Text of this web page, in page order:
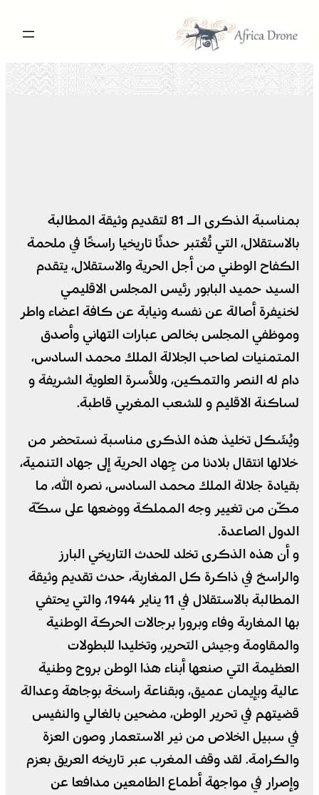
المحتوى
بمناسبة الذكرى الـ 81 لتقديم وثيقة المطالبة
بالاستقلال، التي تُعْتبر حدثًا تاريخيا راسخًا في ملحمة
الكفاح الوطني من أجل الحرية والاستقلال، يتقدم
السيد حميد البابور رئيس المجلس الاقليمي
لخنيفرة أصالة عن نفسه ونيابة عن كافة اعضاء واطر
وموظفي المجلس بخالص عبارات التهاني وأصدق
المتمنيات لصاحب الجلالة الملك محمد السادس،
دام له النصر والتمكين، وللأسرة العلوية الشريفة و
لساكنة الاقليم و للشعب المغربي قاطبة.
ويُشَكل تخليذ هذه الذكرى مناسبة نستحضر من
خلالها انتقال بلادنا من جِهاد الحرية إلى جهاد التنمية،
بقيادة جلالة الملك محمد السادس، نصره الله، ما
مكّن من تغيير وجه المملكة ووضعها على سكّة
الدول الصاعدة.
و أن هذه الذكرى تخلد للحدث التاريخي البارز
والراسخ في ذاكرة كل المغاربة، حدث تقديم وثيقة
المطالبة بالاستقلال في 11 يناير 1944، والتي يحتفي
بها المغاربة وفاء وبرورا برجالات الحركة الوطنية
والمقاومة وجيش التحرير، وتخليدا للبطولات
العظيمة التي صنعها أبناء هذا الوطن بروح وطنية
عالية وبإيمان عميق، وبقناعة راسخة بوجاهة وعدالة
قضيتهم في تحرير الوطن، مضحين بالغالي والنفيس
في سبيل الخلاص من نير الاستعمار وصون العزة
والكرامة. لقد وقف المغرب عبر تاريخه العريق بعزم
وإصرار في مواجهة أطماع الطامعين مدافعا عن